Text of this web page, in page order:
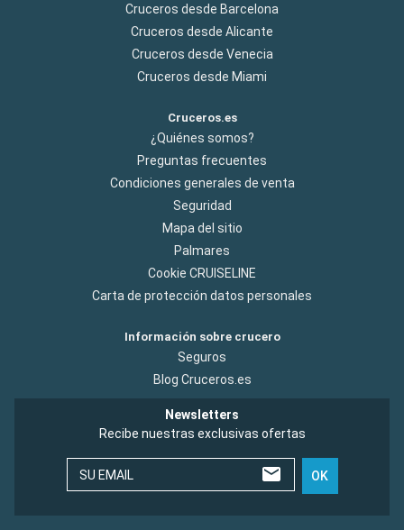
Cruceros desde Barcelona
Cruceros desde Alicante
Cruceros desde Venecia
Cruceros desde Miami
Cruceros.es
¿Quiénes somos?
Preguntas frecuentes
Condiciones generales de venta
Seguridad
Mapa del sitio
Palmares
Cookie CRUISELINE
Carta de protección datos personales
Información sobre crucero
Seguros
Blog Cruceros.es
Newsletters
Recibe nuestras exclusivas ofertas
SU EMAIL OK